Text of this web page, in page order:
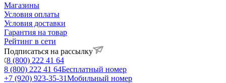
Магазины
Условия оплаты
Условия доставки
Гарантия на товар
Рейтинг в сети
Подписаться на рассылку
8 (800) 222 41 64
8 (800) 222 41 64Бесплатный номер
+7 (920) 923-35-31Мобильный номер